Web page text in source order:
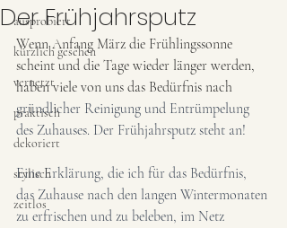
ausprobiert
kürzlich gesehen
vernetzt
praktisch
dekoriert
stylisch
zeitlos
Der Frühjahrsputz
Wenn Anfang März die Frühlingssonne
scheint und die Tage wieder länger werden,
haben viele von uns das Bedürfnis nach
gründlicher Reinigung und Entrümpelung
des Zuhauses. Der Frühjahrsputz steht an!
Eine Erklärung, die ich für das Bedürfnis,
das Zuhause nach den langen Wintermonaten
zu erfrischen und zu beleben, im Netz